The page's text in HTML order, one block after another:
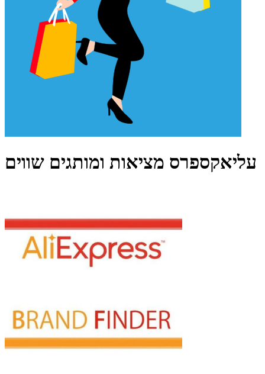
עליאקספרס מציאות ומותגים שווים